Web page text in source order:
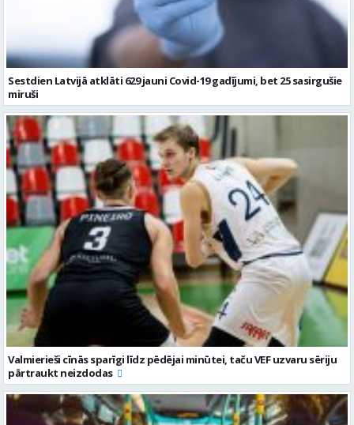
Sestdien Latvijā atklāti 629 jauni Covid-19 gadījumi, bet 25 sasirgušie
miruši
Valmierieši cīnās sparīgi līdz pēdējai minūtei, taču VEF uzvaru sēriju
pārtraukt neizdodas